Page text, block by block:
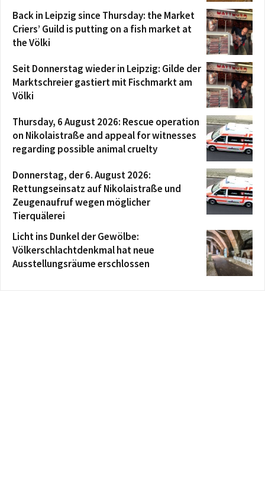
Back in Leipzig since Thursday: the Market
Criers’ Guild is putting on a fish market at
the Völki
Seit Donnerstag wieder in Leipzig: Gilde der
Marktschreier gastiert mit Fischmarkt am
Völki
Thursday, 6 August 2026: Rescue operation
on Nikolaistraße and appeal for witnesses
regarding possible animal cruelty
Donnerstag, der 6. August 2026:
Rettungseinsatz auf Nikolaistraße und
Zeugenaufruf wegen möglicher
Tierquälerei
Licht ins Dunkel der Gewölbe:
Völkerschlachtdenkmal hat neue
Ausstellungsräume erschlossen